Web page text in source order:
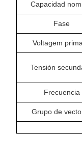
Capacidad
Fase
Voltagem
Tensión
Frecuencia
Grupo de